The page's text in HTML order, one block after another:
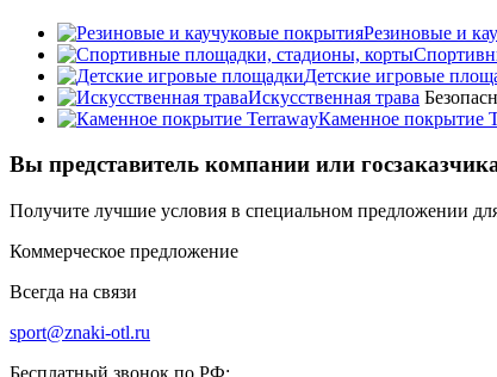
Резиновые и
Детские игровые
Искусственная трава
Каменное покрытие
Вы представитель компании или
Получите лучшие условия в специальном предложении
Коммерческое предложение
Всегда на связи
sport@znaki-otl.ru
Бесплатный звонок по РФ: